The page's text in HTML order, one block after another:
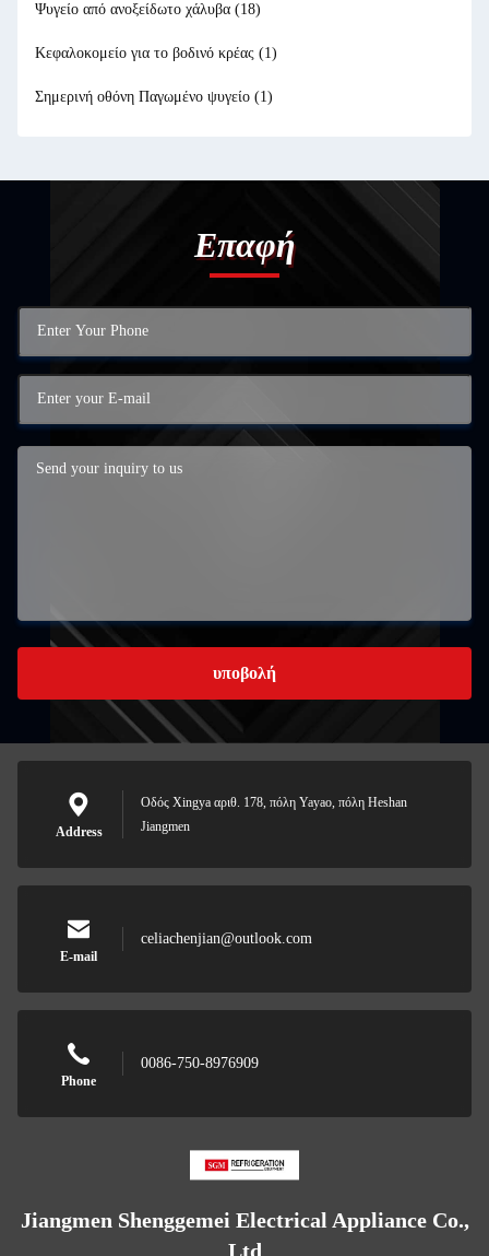
Ψυγείο από ανοξείδωτο χάλυβα (18)
Κεφαλοκομείο για το βοδινό κρέας (1)
Σημερινή οθόνη Παγωμένο ψυγείο (1)
Επαφή
υποβολή
Address
Οδός Xingya αριθ. 178, πόλη Yayao, πόλη Heshan
Jiangmen
E-mail
celiachenjian@outlook.com
Phone
0086-750-8976909
Jiangmen Shenggemei Electrical Appliance Co.,
Ltd